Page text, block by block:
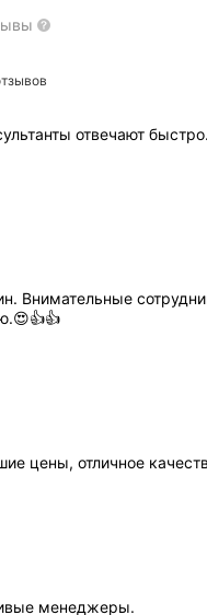
отвечают
Внимательные
цены, отличное
менеджеры.